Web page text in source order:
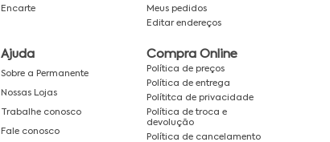
Encarte
Meus pedidos
Editar endereços
Ajuda
Sobre a Permanente
Nossas Lojas
Trabalhe conosco
Fale conosco
Compra Online
Política de preços
Política de entrega
Polítitca de privacidade
Política de troca e
devolução
Política de cancelamento